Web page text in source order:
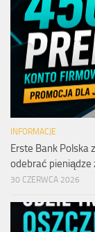
INFORMACJE
Erste Bank Polska
odebrać
30 CZERWCA 2026